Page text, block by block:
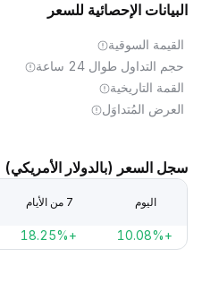
البيانات الإحصائية للسعر
القيمة السوقية
حجم التداول طوال 24 ساعة
القمة التاريخية
العرض المُتداوَل
سجل السعر (بالدولار الأمريكي)
اليوم 7 من الأيام
+10.08%
+18.25%